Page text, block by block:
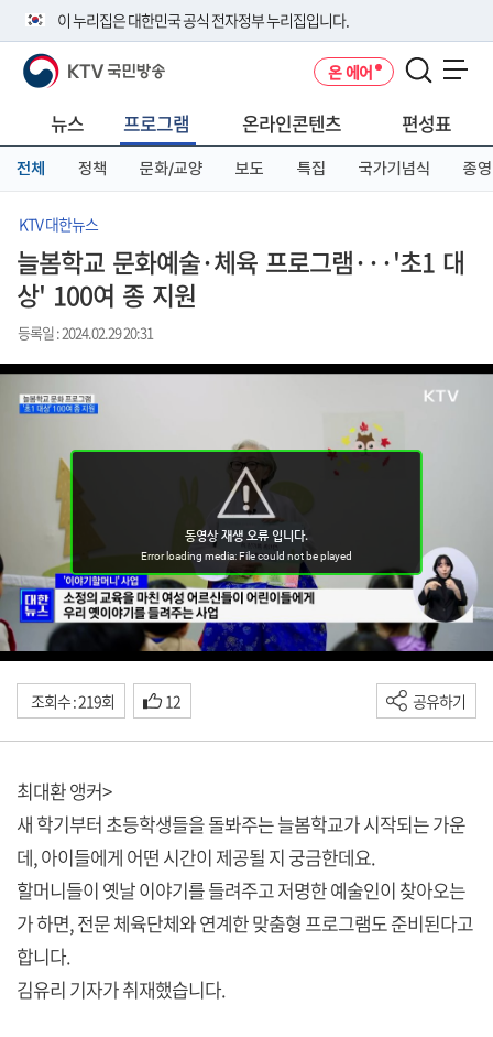
이 누리집은 대한민국 공식 전자정부 누리집입니다.
공식 누리집 주소 확인하기
니다.
이밖에 or.kr 또는 .kr등 다른 도메인 주소를 사용하고 있다면 아래 URL에
서 도메인 주소를 확인해 보세요
KTV 국민방송 온 에어
뉴스 프로그램 온라인콘텐츠 편성표
전체 정책 문화/교양 보도 특집 국가기념식 종영
KTV 대한뉴스
늘봄학교 문화예술·체육 프로그램···'초1 대
상' 100여 종 지원
등록일 : 2024.02.29 20:31
조회수 : 219회 12 공유하기
최대환 앵커>
새 학기부터 초등학생들을 돌봐주는 늘봄학교가 시작되는 가운
데, 아이들에게 어떤 시간이 제공될 지 궁금한데요.
할머니들이 옛날 이야기를 들려주고 저명한 예술인이 찾아오는
가 하면, 전문 체육단체와 연계한 맞춤형 프로그램도 준비된다고
합니다.
김유리 기자가 취재했습니다.